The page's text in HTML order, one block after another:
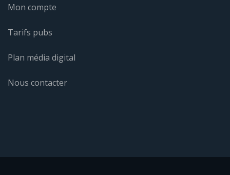
Mon compte
Tarifs pubs
Plan média digital
Nous contacter